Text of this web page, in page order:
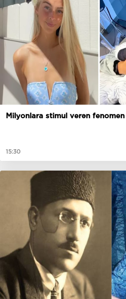
Milyonlara stimul verən
15:30